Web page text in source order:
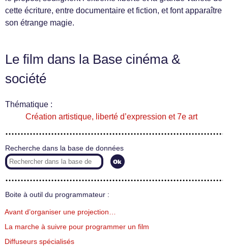
cette écriture, entre documentaire et fiction, et font apparaître
son étrange magie.
Le film dans la Base cinéma &
société
Thématique :
Création artistique, liberté d’expression et 7e art
Recherche dans la base de données
Boite à outil du programmateur :
Avant d’organiser une projection…
La marche à suivre pour programmer un film
Diffuseurs spécialisés